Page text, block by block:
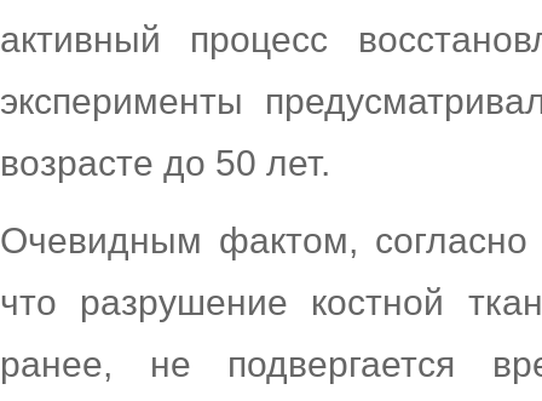
активный процесс
эксперименты
возрасте до 50 лет.
Очевидным фактом, согласно
что разрушение костной
ранее, не подвергается